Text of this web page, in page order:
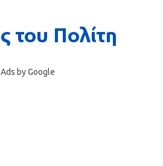
Ads by Google